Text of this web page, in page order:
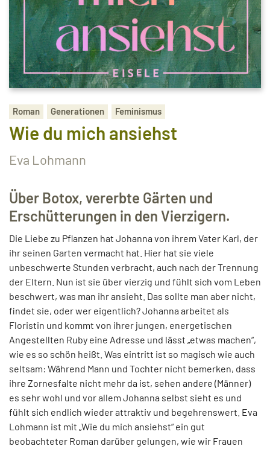
Roman Generationen Feminismus
Wie du mich ansiehst
Eva Lohmann
Über Botox, vererbte Gärten und
Erschütterungen in den Vierzigern.
Die Liebe zu Pflanzen hat Johanna von ihrem Vater Karl, der
ihr seinen Garten vermacht hat. Hier hat sie viele
unbeschwerte Stunden verbracht, auch nach der Trennung
der Eltern. Nun ist sie über vierzig und fühlt sich vom Leben
beschwert, was man ihr ansieht. Das sollte man aber nicht,
findet sie, oder wer eigentlich? Johanna arbeitet als
Floristin und kommt von ihrer jungen, energetischen
Angestellten Ruby eine Adresse und lässt „etwas machen“,
wie es so schön heißt. Was eintritt ist so magisch wie auch
seltsam: Während Mann und Tochter nicht bemerken, dass
ihre Zornesfalte nicht mehr da ist, sehen andere (Männer)
es sehr wohl und vor allem Johanna selbst sieht es und
fühlt sich endlich wieder attraktiv und begehrenswert. Eva
Lohmann ist mit „Wie du mich ansiehst“ ein gut
beobachteter Roman darüber gelungen, wie wir Frauen